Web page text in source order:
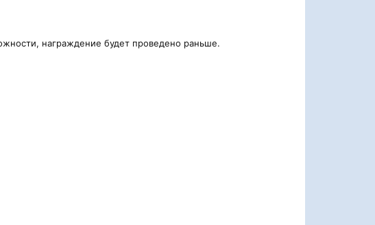
награждение будет проведено раньше.